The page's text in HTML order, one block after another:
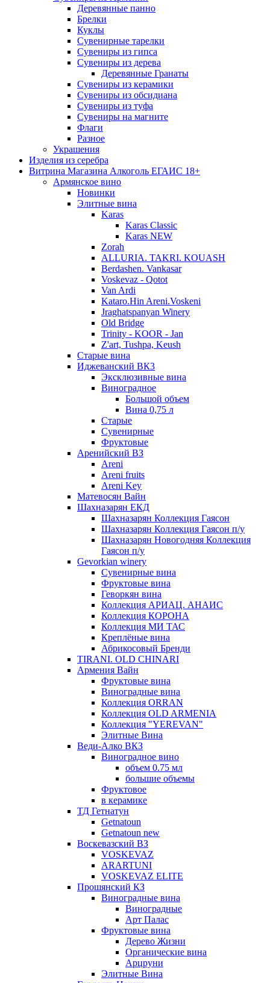
Деревянные панно
Брелки
Куклы
Сувенирные тарелки
Сувениры из гипса
Сувениры из дерева
Деревянные Гранаты
Сувениры из керамики
Сувениры из обсидиана
Сувениры из туфа
Сувениры на магните
Флаги
Разное
Украшения
Изделия из серебра
Витрина Магазина Алкоголь ЕГАИС 18+
Армянское вино
Новинки
Элитные вина
Karas
Karas Classic
Karas NEW
Zorah
ALLURIA. TAKRI. KOUASH
Berdashen. Vankasar
Voskevaz - Qotot
Van Ardi
Kataro.Hin Areni.Voskeni
Jraghatspanyan Winery
Old Bridge
Trinity - KOOR - Jan
Z'art, Tushpa, Keush
Старые вина
Иджеванский ВК3
Эксклюзивные вина
Виноградное
Большой объем
Вина 0,75 л
Старые
Сувенирные
Фруктовые
Аренийский ВЗ
Areni
Areni fruits
Areni Key
Матевосян Вайн
Шахназарян ЕКД
Шахназарян Коллекция Гаясон
Шахназарян Коллекция Гаясон п/у
Шахназарян Новогодняя Коллекция
Гаясон п/у
Gevorkian winery
Сувенирные вина
Фруктовые вина
Геворкян вина
Коллекция АРИАЦ. АНАИС
Коллекция КОРОНА
Коллекция МИ ТАС
Креплёные вина
Абрикосовый Бренди
TIRANI. OLD CHINARI
Армения Вайн
Фруктовые вина
Виноградные вина
Коллекция ORRAN
Коллекция OLD ARMENIA
Коллекция "YEREVAN"
Элитные Вина
Веди-Алко ВКЗ
Виноградное вино
объем 0.75 мл
большие объемы
Фруктовое
в керамике
ТД Гетнатун
Getnatoun
Getnatoun new
Воскевазский ВЗ
VOSKEVAZ
ARARTUNI
VOSKEVAZ ELITE
Прошянский КЗ
Виноградные вина
Виноградные
Арт Палас
Фруктовые вина
Дерево Жизни
Органические вина
Арцруни
Элитные Вина